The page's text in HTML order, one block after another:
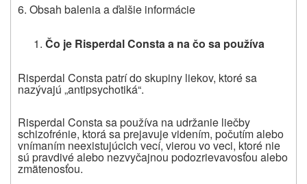
6. Obsah balenia a ďalšie informácie
Čo je Risperdal Consta a na čo sa používa
Risperdal Consta patrí do skupiny liekov, ktoré sa
nazývajú „antipsychotiká“.
Risperdal Consta sa používa na udržanie liečby
schizofrénie, ktorá sa prejavuje videním, počutím alebo
vnímaním neexistujúcich vecí, vierou vo veci, ktoré nie
sú pravdivé alebo nezvyčajnou podozrievavosťou alebo
zmätenosťou.